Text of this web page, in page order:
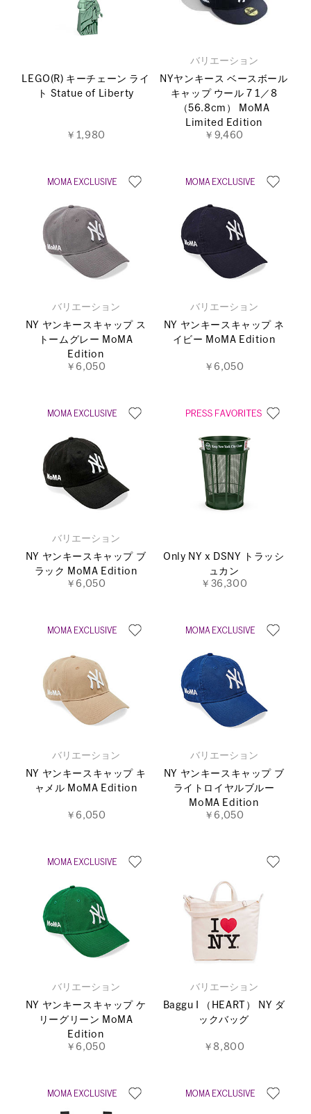
LEGO(R) キーチェーン ライ
ト Statue of Liberty
￥1,980
バリエーション
NYヤンキース ベースボール
キャップ ウール 7 1／8
（56.8cm） MoMA
Limited Edition
￥9,460
バリエーション
NY ヤンキースキャップ ス
トームグレー MoMA
Edition
￥6,050
バリエーション
NY ヤンキースキャップ ネ
イビー MoMA Edition
￥6,050
バリエーション
NY ヤンキースキャップ ブ
ラック MoMA Edition
￥6,050
Only NY x DSNY トラッシ
ュカン
￥36,300
バリエーション
NY ヤンキースキャップ キ
ャメル MoMA Edition
￥6,050
バリエーション
NY ヤンキースキャップ ブ
ライトロイヤルブルー
MoMA Edition
￥6,050
バリエーション
NY ヤンキースキャップ ケ
リーグリーン MoMA
Edition
￥6,050
バリエーション
Baggu I （HEART） NY ダ
ックバッグ
￥8,800